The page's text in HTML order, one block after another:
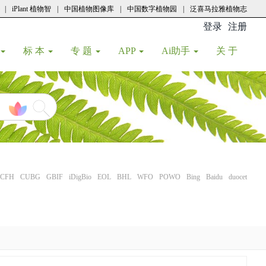
iPlant 植物智 中国植物图像库 中国数字植物园 泛喜马拉雅植物志
登录 注册
标 本 专 题 APP Ai助手 关 于
CFH CUBG GBIF iDigBio EOL BHL WFO POWO Bing Baidu duocet